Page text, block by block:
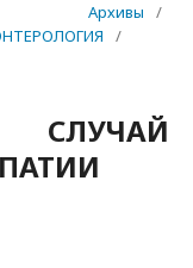
Архивы
/
/